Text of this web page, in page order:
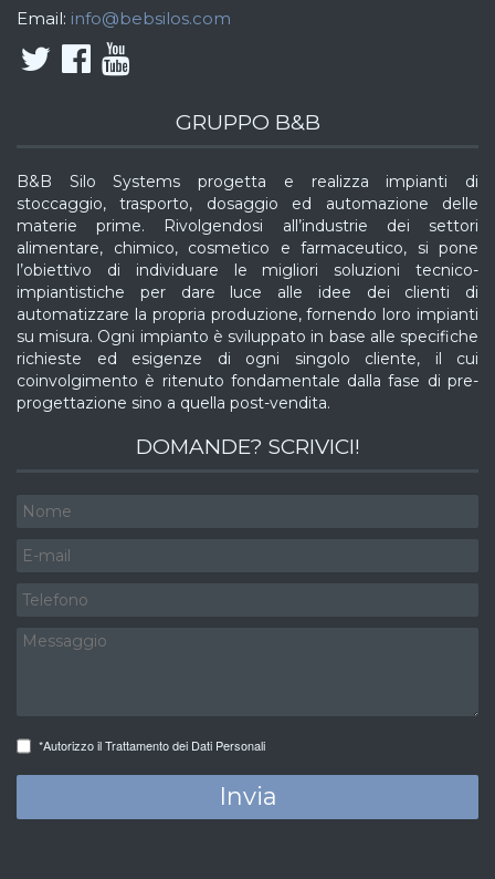
Email: info@bebsilos.com
GRUPPO B&B
B&B Silo Systems progetta e realizza impianti di
stoccaggio, trasporto, dosaggio ed automazione delle
materie prime. Rivolgendosi all’industrie dei settori
alimentare, chimico, cosmetico e farmaceutico, si pone
l’obiettivo di individuare le migliori soluzioni tecnico-
impiantistiche per dare luce alle idee dei clienti di
automatizzare la propria produzione, fornendo loro impianti
su misura. Ogni impianto è sviluppato in base alle specifiche
richieste ed esigenze di ogni singolo cliente, il cui
coinvolgimento è ritenuto fondamentale dalla fase di pre-
progettazione sino a quella post-vendita.
DOMANDE? SCRIVICI!
*Autorizzo il Trattamento dei Dati Personali